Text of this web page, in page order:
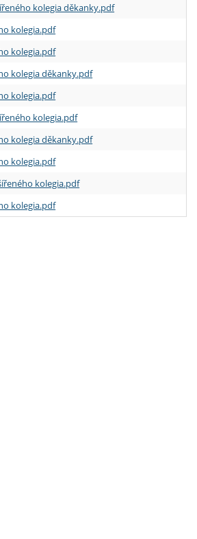
kolegia děkanky.pdf
kolegia.pdf
kolegia.pdf
kolegia děkanky.pdf
kolegia.pdf
kolegia.pdf
kolegia děkanky.pdf
kolegia.pdf
kolegia.pdf
kolegia.pdf